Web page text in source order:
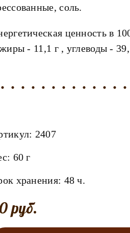
соль.
ценность в
- 11,1 г , углеводы -
2407
60 г
хранения: 48 ч.
руб.